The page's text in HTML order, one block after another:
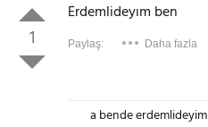
1
Erdemlideyım ben
Paylaş: Daha fazla
a bende erdemlideyim